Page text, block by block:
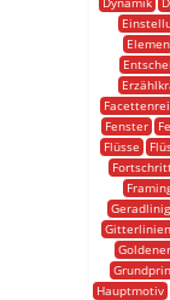
Fenster
Flüsse
Geradlinig
Gitterlinien
Hauptmotiv